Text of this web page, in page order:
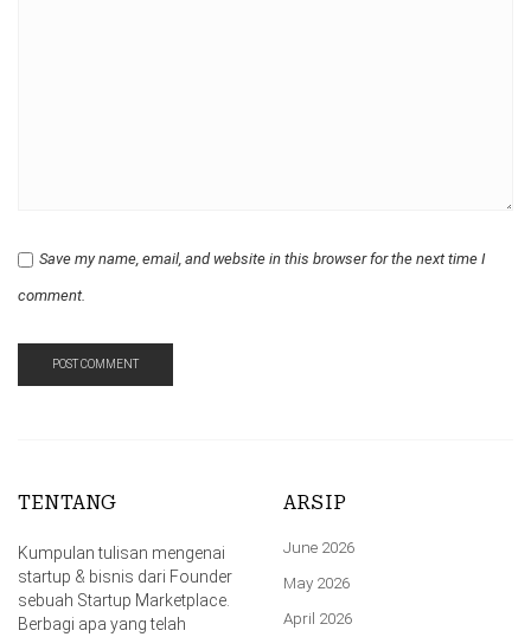
Save my name, email, and website in this browser for the next time I
comment.
TENTANG
Kumpulan tulisan mengenai
startup & bisnis dari Founder
sebuah Startup Marketplace.
Berbagi apa yang telah
ARSIP
June 2026
May 2026
April 2026